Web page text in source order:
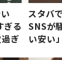
ぎる
ぎ
スタバ
SNSが
い安い」